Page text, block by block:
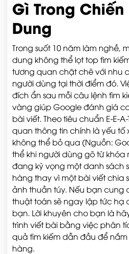
Gì Trong
Dung
Trong suốt 10 năm làm nghề,
dung không thể lọt top tìm
tương quan chặt chẽ với nhu
người dùng tại thời điểm đó.
đích ẩn sau mỗi câu lệnh tìm
vàng giúp Google đánh giá
bài viết. Theo tiêu chuẩn E-E-
quan thông tin chính là yếu
không thể bỏ qua (Nguồn:
thể khi người dùng gõ từ khóa
đang kỳ vọng một danh sách
hàng thay vì một bài viết chia
ảnh thuần túy. Nếu bạn cung
thuật toán sẽ ngay lập tức hạ
bạn. Lời khuyên cho bạn là
trình viết bài bằng việc phân
quả tìm kiếm dẫn đầu để
hàng.